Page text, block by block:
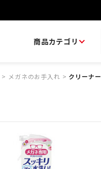
商品カテゴリ
> メガネのお手入れ > クリーナー